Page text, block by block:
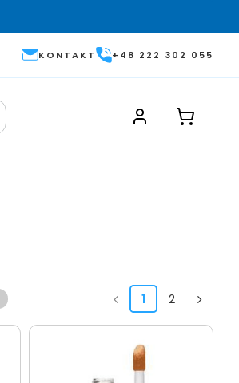
KONTAKT +48 222 302 055
1 2